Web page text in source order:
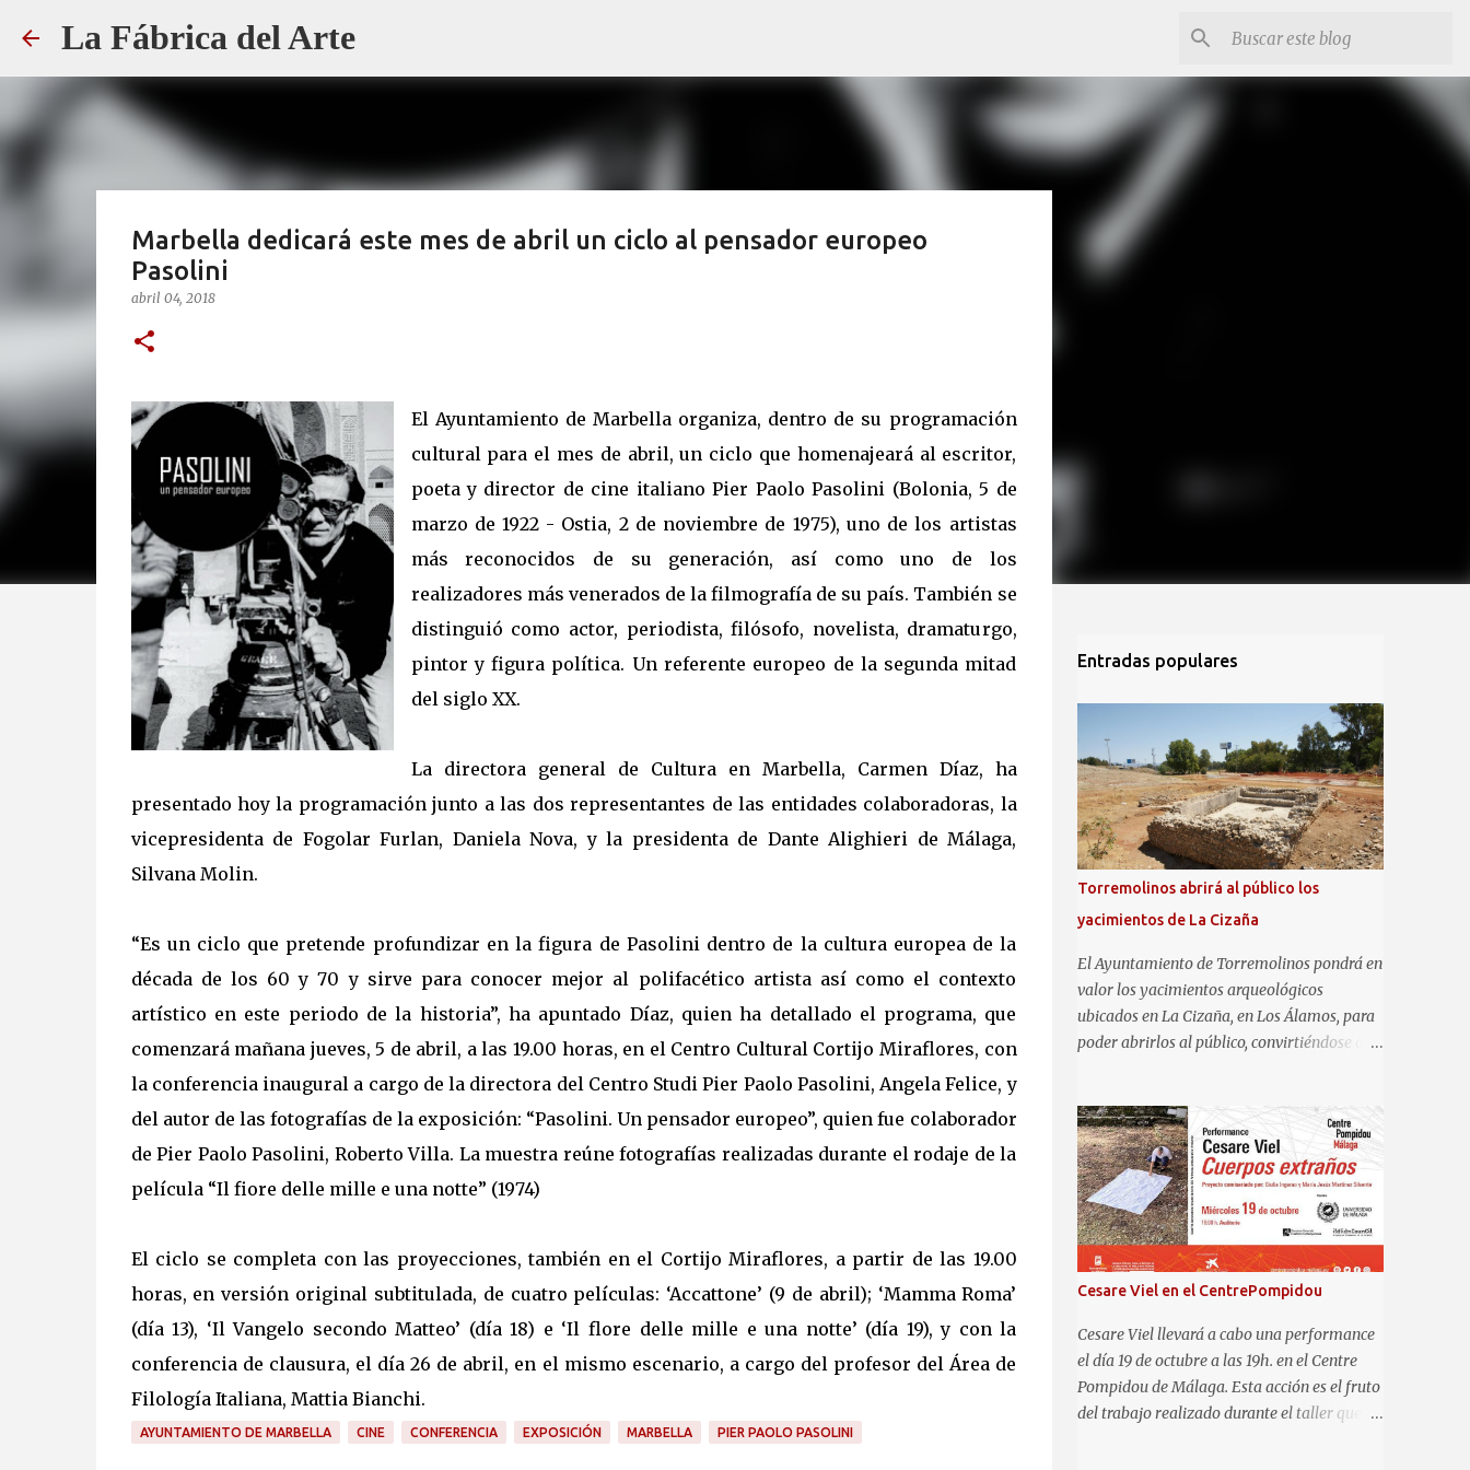
La Fábrica del Arte
Marbella dedicará este mes de abril un ciclo al pensador europeo
Pasolini
abril 04, 2018
El Ayuntamiento de Marbella organiza, dentro de su programación
cultural para el mes de abril, un ciclo que homenajeará al escritor,
poeta y director de cine italiano Pier Paolo Pasolini (Bolonia, 5 de
marzo de 1922 - Ostia, 2 de noviembre de 1975), uno de los artistas
más reconocidos de su generación, así como uno de los
realizadores más venerados de la filmografía de su país. También se
distinguió como actor, periodista, filósofo, novelista, dramaturgo,
pintor y figura política. Un referente europeo de la segunda mitad
del siglo XX.
La directora general de Cultura en Marbella, Carmen Díaz, ha
presentado hoy la programación junto a las dos representantes de las entidades colaboradoras, la
vicepresidenta de Fogolar Furlan, Daniela Nova, y la presidenta de Dante Alighieri de Málaga,
Silvana Molin.
“Es un ciclo que pretende profundizar en la figura de Pasolini dentro de la cultura europea de la
década de los 60 y 70 y sirve para conocer mejor al polifacético artista así como el contexto
artístico en este periodo de la historia”, ha apuntado Díaz, quien ha detallado el programa, que
comenzará mañana jueves, 5 de abril, a las 19.00 horas, en el Centro Cultural Cortijo Miraflores, con
la conferencia inaugural a cargo de la directora del Centro Studi Pier Paolo Pasolini, Angela Felice, y
del autor de las fotografías de la exposición: “Pasolini. Un pensador europeo”, quien fue colaborador
de Pier Paolo Pasolini, Roberto Villa. La muestra reúne fotografías realizadas durante el rodaje de la
película “Il fiore delle mille e una notte” (1974)
El ciclo se completa con las proyecciones, también en el Cortijo Miraflores, a partir de las 19.00
horas, en versión original subtitulada, de cuatro películas: ‘Accattone’ (9 de abril); ‘Mamma Roma’
(día 13), ‘Il Vangelo secondo Matteo’ (día 18) e ‘Il flore delle mille e una notte’ (día 19), y con la
conferencia de clausura, el día 26 de abril, en el mismo escenario, a cargo del profesor del Área de
Filología Italiana, Mattia Bianchi.
AYUNTAMIENTO DE MARBELLA CINE CONFERENCIA EXPOSICIÓN MARBELLA PIER PAOLO PASOLINI
Entradas populares
Torremolinos abrirá al público los
yacimientos de La Cizaña
El Ayuntamiento de Torremolinos pondrá en
valor los yacimientos arqueológicos
ubicados en La Cizaña, en Los Álamos, para
poder abrirlos al público, convirtiéndose así
ubicada en el frente litoral del término
municipal de Torremolinos, en el límite con
Málaga y atravesada al norte por la A-7. Con
fecha estimada entre el s. I a.C. al III d.C., en
el asentamiento costero se identifican áreas
residenciales, un área termal, un centro
productor alfarero que cuenta con varios
hornos y un gran almacén, instalaciones de
carácter industrial y comercial, dedicadas
especialmente al salazón, y otros elementos
complementarios. Todo ello se encuentra
protegido para su conservación desde el año
Cesare Viel en el CentrePompidou
Cesare Viel llevará a cabo una performance
el día 19 de octubre a las 19h. en el Centre
Pompidou de Málaga. Esta acción es el fruto
del trabajo realizado durante el taller que el